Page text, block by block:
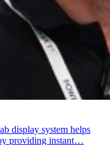
display system helps
providing instant…